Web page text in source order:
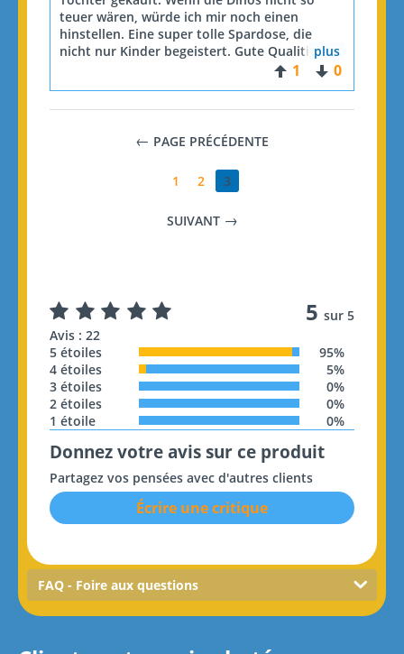
teuer wären, würde ich mir noch einen
hinstellen. Eine super tolle Spardose, die
nicht nur Kinder begeistert. Gute Qualitiätplus
1 0
PAGE PRÉCÉDENTE
1 2 3
SUIVANT
5 sur 5
Avis : 22
5 étoiles
95%
4 étoiles
5%
3 étoiles
0%
2 étoiles
0%
1 étoile
0%
Donnez votre avis sur ce produit
Partagez vos pensées avec d'autres clients
Écrire une critique
FAQ - Foire aux questions